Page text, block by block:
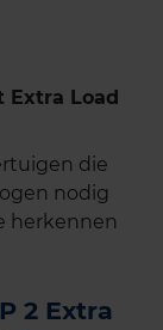
Extra Load
die
nodig
herkennen
2 Extra